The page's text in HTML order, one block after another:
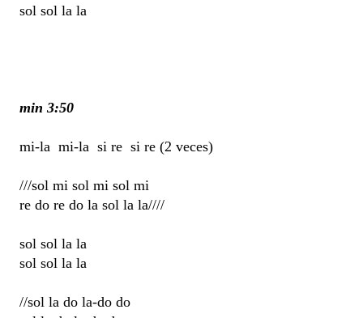
sol sol la la
min 3:50
mi-la mi-la si re si re (2 veces)
///sol mi sol mi sol mi
re do re do la sol la la////
sol sol la la
sol sol la la
//sol la do la-do do